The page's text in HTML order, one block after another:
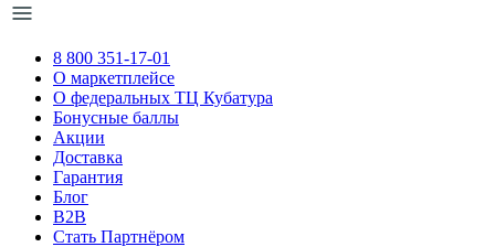
8 800 351-17-01
О маркетплейсе
О федеральных ТЦ Кубатура
Бонусные баллы
Акции
Доставка
Гарантия
Блог
B2B
Стать Партнёром